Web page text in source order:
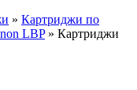
» Картриджи по
LBP» Картриджи